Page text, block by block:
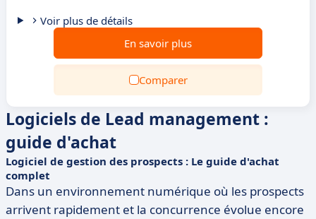
Voir plus de détails
En savoir plus
Comparer
Logiciels de Lead management :
guide d'achat
Logiciel de gestion des prospects : Le guide d'achat
complet
Dans un environnement numérique où les prospects
arrivent rapidement et la concurrence évolue encore